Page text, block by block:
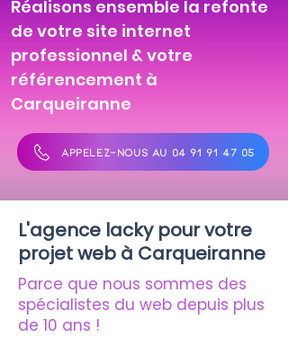
Réalisons ensemble la refonte
de votre site internet
professionnel & votre
référencement à
Carqueiranne
APPELEZ-NOUS AU 04 91 91 47 05
L'agence lacky pour votre
projet web à Carqueiranne
Parce que nous sommes des
spécialistes du web depuis plus
de 10 ans !